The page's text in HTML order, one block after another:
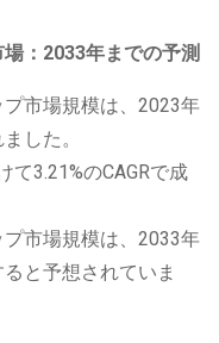
：2033年までの予測
市場規模は、2023年
した。
3.21%のCAGRで成
市場規模は、2033年
と予想されていま